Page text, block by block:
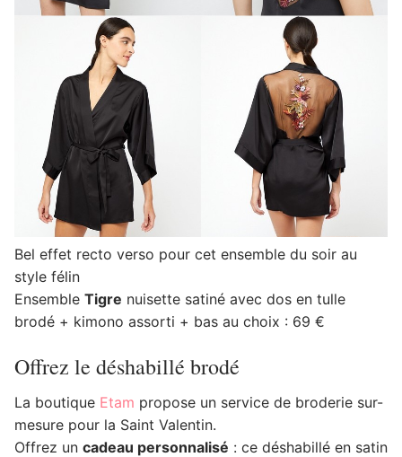
Bel effet recto verso pour cet ensemble du soir au
style félin
Ensemble Tigre nuisette satiné avec dos en tulle
brodé + kimono assorti + bas au choix : 69 €
Offrez le déshabillé brodé
La boutique Etam propose un service de broderie sur-
mesure pour la Saint Valentin.
Offrez un cadeau personnalisé : ce déshabillé en satin